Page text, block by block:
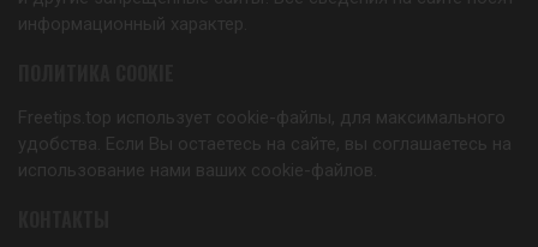
информационный характер.
Freetips.top использует cookie-файлы, для максимального
удобства. Если Вы остаетесь на сайте, вы соглашаетесь на
использование нами ваших cookie-файлов.